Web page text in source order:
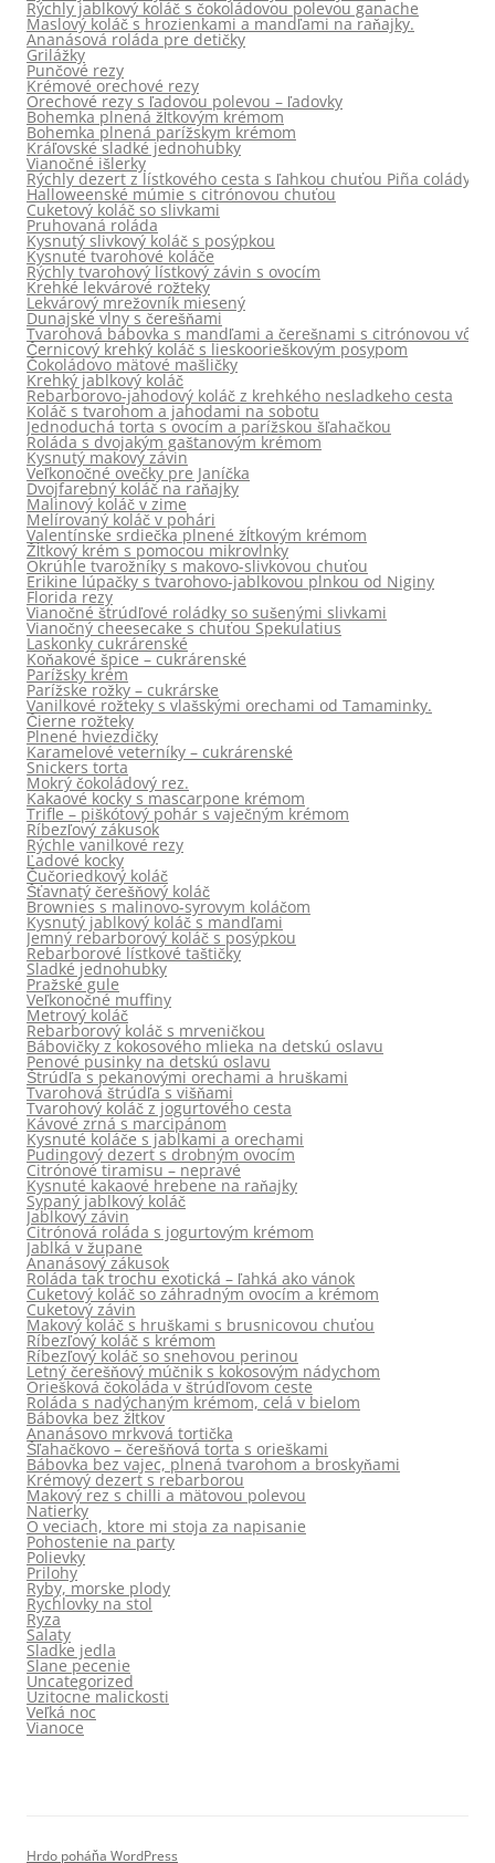
Rýchly jablkový koláč s čokoládovou polevou ganache
Maslový koláč s hrozienkami a mandľami na raňajky.
Ananásová roláda pre detičky
Grilážky
Punčové rezy
Krémové orechové rezy
Orechové rezy s ľadovou polevou – ľadovky
Bohemka plnená žĺtkovým krémom
Bohemka plnená parížskym krémom
Kráľovské sladké jednohubky
Vianočné išlerky
Rýchly dezert z lístkového cesta s ľahkou chuťou Piña colády
Halloweenské múmie s citrónovou chuťou
Cuketový koláč so slivkami
Pruhovaná roláda
Kysnutý slivkový koláč s posýpkou
Kysnuté tvarohové koláče
Rýchly tvarohový lístkový závin s ovocím
Krehké lekvárové rožteky
Lekvárový mrežovník miesený
Dunajské vlny s čerešňami
Tvarohová bábovka s mandľami a čerešnami s citrónovou
Černicový krehký koláč s lieskoorieškovým posypom
Čokoládovo mätové mašličky
Krehký jablkový koláč
Rebarborovo-jahodový koláč z krehkého nesladkeho cesta
Koláč s tvarohom a jahodami na sobotu
Jednoduchá torta s ovocím a parížskou šľahačkou
Roláda s dvojakým gaštanovým krémom
Kysnutý makový závin
Veľkonočné ovečky pre Janíčka
Dvojfarebný koláč na raňajky
Malinový koláč v zime
Melírovaný koláč v pohári
Valentínske srdiečka plnené žĺtkovým krémom
Žĺtkový krém s pomocou mikrovlnky
Okrúhle tvarožníky s makovo-slivkovou chuťou
Erikine lúpačky s tvarohovo-jablkovou plnkou od Niginy
Florida rezy
Vianočné štrúdľové roládky so sušenými slivkami
Vianočný cheesecake s chuťou Spekulatius
Laskonky cukrárenské
Koňakové špice – cukrárenské
Parížsky krém
Parížske rožky – cukrárske
Vanilkové rožteky s vlašskými orechami od Tamaminky.
Čierne rožteky
Plnené hviezdičky
Karamelové veterníky – cukrárenské
Snickers torta
Mokrý čokoládový rez.
Kakaové kocky s mascarpone krémom
Trifle – piškótový pohár s vaječným krémom
Ríbezľový zákusok
Rýchle vanilkové rezy
Ľadové kocky
Čučoriedkový koláč
Šťavnatý čerešňový koláč
Brownies s malinovo-syrovym koláčom
Kysnutý jablkový koláč s mandľami
Jemný rebarborový koláč s posýpkou
Rebarborové lístkové taštičky
Sladké jednohubky
Pražské gule
Veľkonočné muffiny
Metrový koláč
Rebarborový koláč s mrveničkou
Bábovičky z kokosového mlieka na detskú oslavu
Penové pusinky na detskú oslavu
Štrúdľa s pekanovými orechami a hruškami
Tvarohová štrúdľa s višňami
Tvarohový koláč z jogurtového cesta
Kávové zrná s marcipánom
Kysnuté koláče s jablkami a orechami
Pudingový dezert s drobným ovocím
Citrónové tiramisu – nepravé
Kysnuté kakaové hrebene na raňajky
Sypaný jablkový koláč
Jablkový závin
Citrónová roláda s jogurtovým krémom
Jablká v župane
Ananásový zákusok
Roláda tak trochu exotická – ľahká ako vánok
Cuketový koláč so záhradným ovocím a krémom
Cuketový závin
Makový koláč s hruškami s brusnicovou chuťou
Ríbezľový koláč s krémom
Ríbezľový koláč so snehovou perinou
Letný čerešňový múčnik s kokosovým nádychom
Oriešková čokoláda v štrúdľovom ceste
Roláda s nadýchaným krémom, celá v bielom
Bábovka bez žĺtkov
Ananásovo mrkvová tortička
Šľahačkovo – čerešňová torta s orieškami
Bábovka bez vajec, plnená tvarohom a broskyňami
Krémový dezert s rebarborou
Makový rez s chilli a mätovou polevou
Natierky
O veciach, ktore mi stoja za napisanie
Pohostenie na party
Polievky
Prilohy
Ryby, morske plody
Rychlovky na stol
Ryza
Salaty
Sladke jedla
Slane pecenie
Uncategorized
Uzitocne malickosti
Veľká noc
Vianoce
Hrdo poháňa WordPress